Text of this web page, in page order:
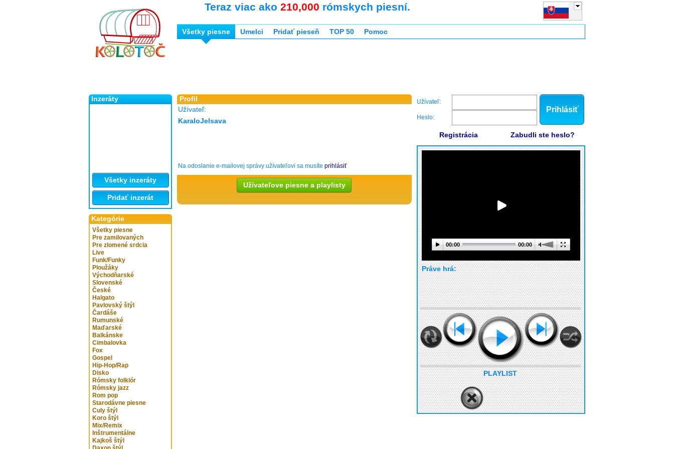
Inzeráty
Všetky inzeráty
Pridať inzerát
Kategórie
Všetky piesne
Pre zamilovaných
Pre zlomené srdcia
Live
Funk/Funky
Ploužáky
Východňarské
Slovenské
České
Halgato
Pavlovský štýl
Čardáše
Rumunské
Maďarské
Balkánske
Cimbalovka
Fox
Gospel
Hip-Hop/Rap
Disko
Rómsky folklór
Rómsky jazz
Rom pop
Starodávne piesne
Culy štýl
Koro štýl
Mix/Remix
Inštrumentálne
Kajkoš štýl
Teraz viac ako 210,000 rómskych piesní.
Všetky piesne Umelci Pridať pieseň TOP 50 Pomoc
Profil
Užívateľ:
KaraloJelsava
Na odoslanie e-mailovej správy užívateľovi sa musíte prihlásiť
Užívateľove piesne a playlisty
Užívateľ:
Heslo:
Prihlásiť
Registrácia Zabudli ste heslo?
00:00 00:00
Práve hrá:
PLAYLIST